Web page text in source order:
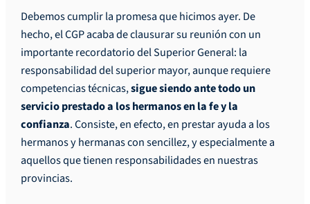
Debemos cumplir la promesa que hicimos ayer. De
hecho, el CGP acaba de clausurar su reunión con un
importante recordatorio del Superior General: la
responsabilidad del superior mayor, aunque requiere
competencias técnicas,sigue siendo ante todo un
servicio prestado a los hermanos en la fe y la
confianza. Consiste, en efecto, en prestar ayuda a los
hermanos y hermanas con sencillez, y especialmente a
aquellos que tienen responsabilidades en nuestras
provincias.